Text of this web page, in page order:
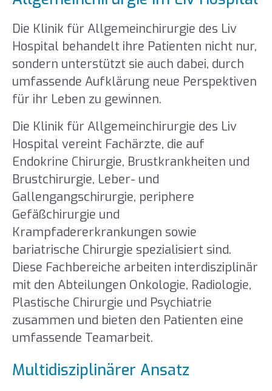
Die Klinik für Allgemeinchirurgie des Liv
Hospital behandelt ihre Patienten nicht nur,
sondern unterstützt sie auch dabei, durch
umfassende Aufklärung neue Perspektiven
für ihr Leben zu gewinnen.
Die Klinik für Allgemeinchirurgie des Liv
Hospital vereint Fachärzte, die auf
Endokrine Chirurgie, Brustkrankheiten und
Brustchirurgie, Leber- und
Gallengangschirurgie, periphere
Gefäßchirurgie und
Krampfadererkrankungen sowie
bariatrische Chirurgie spezialisiert sind.
Diese Fachbereiche arbeiten interdisziplinär
mit den Abteilungen Onkologie, Radiologie,
Plastische Chirurgie und Psychiatrie
zusammen und bieten den Patienten eine
umfassende Teamarbeit.
Multidisziplinärer Ansatz